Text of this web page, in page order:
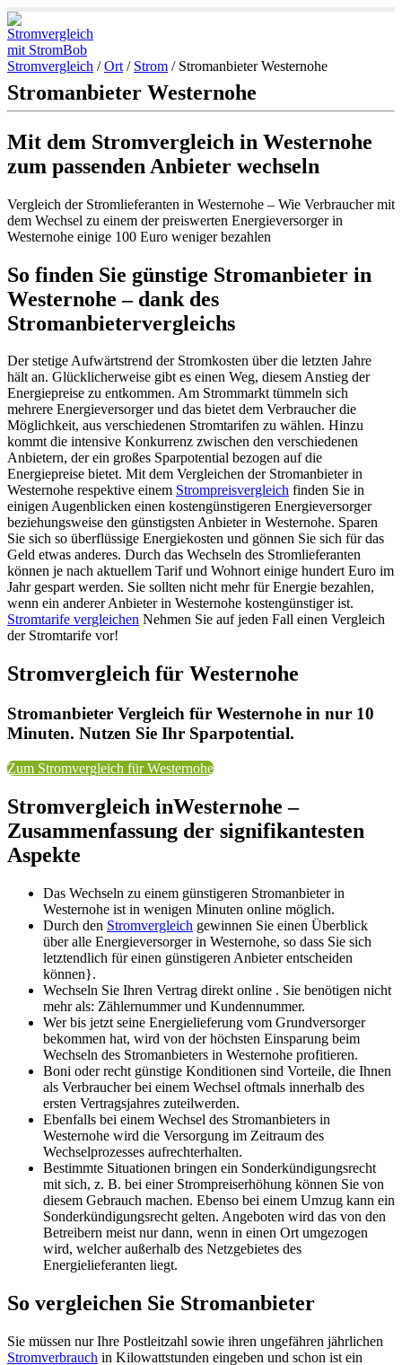
Stromvergleich /Ort / Strom / Stromanbieter Westernohe
Stromanbieter Westernohe
Mit dem Stromvergleich in Westernohe
zum passenden Anbieter wechseln
Vergleich der Stromlieferanten in Westernohe – Wie Verbraucher mit
dem Wechsel zu einem der preiswerten Energieversorger in
Westernohe einige 100 Euro weniger bezahlen
So finden Sie günstige Stromanbieter in
Westernohe – dank des
Stromanbietervergleichs
Der stetige Aufwärtstrend der Stromkosten über die letzten Jahre
hält an. Glücklicherweise gibt es einen Weg, diesem Anstieg der
Energiepreise zu entkommen. Am Strommarkt tümmeln sich
mehrere Energieversorger und das bietet dem Verbraucher die
Möglichkeit, aus verschiedenen Stromtarifen zu wählen. Hinzu
kommt die intensive Konkurrenz zwischen den verschiedenen
Anbietern, der ein großes Sparpotential bezogen auf die
Energiepreise bietet. Mit dem Vergleichen der Stromanbieter in
Westernohe respektive einem Strompreisvergleich finden Sie in
einigen Augenblicken einen kostengünstigeren Energieversorger
beziehungsweise den günstigsten Anbieter in Westernohe. Sparen
Sie sich so überflüssige Energiekosten und gönnen Sie sich für das
Geld etwas anderes. Durch das Wechseln des Stromlieferanten
können je nach aktuellem Tarif und Wohnort einige hundert Euro im
Jahr gespart werden. Sie sollten nicht mehr für Energie bezahlen,
wenn ein anderer Anbieter in Westernohe kostengünstiger ist.
Stromtarife vergleichen Nehmen Sie auf jeden Fall einen Vergleich
der Stromtarife vor!
Stromvergleich für Westernohe
Stromanbieter Vergleich für Westernohe in nur 10
Minuten. Nutzen Sie Ihr Sparpotential.
Zum Stromvergleich für Westernohe
Stromvergleich inWesternohe –
Zusammenfassung der signifikantesten
Aspekte
Das Wechseln zu einem günstigeren Stromanbieter in
Westernohe ist in wenigen Minuten online möglich.
Durch den Stromvergleich gewinnen Sie einen Überblick
über alle Energieversorger in Westernohe, so dass Sie sich
letztendlich für einen günstigeren Anbieter entscheiden
können}.
Wechseln Sie Ihren Vertrag direkt online . Sie benötigen nicht
mehr als: Zählernummer und Kundennummer.
Wer bis jetzt seine Energielieferung vom Grundversorger
bekommen hat, wird von der höchsten Einsparung beim
Wechseln des Stromanbieters in Westernohe profitieren.
Boni oder recht günstige Konditionen sind Vorteile, die Ihnen
als Verbraucher bei einem Wechsel oftmals innerhalb des
ersten Vertragsjahres zuteilwerden.
Ebenfalls bei einem Wechsel des Stromanbieters in
Westernohe wird die Versorgung im Zeitraum des
Wechselprozesses aufrechterhalten.
Bestimmte Situationen bringen ein Sonderkündigungsrecht
mit sich, z. B. bei einer Strompreiserhöhung können Sie von
diesem Gebrauch machen. Ebenso bei einem Umzug kann ein
Sonderkündigungsrecht gelten. Angeboten wird das von den
Betreibern meist nur dann, wenn in einen Ort umgezogen
wird, welcher außerhalb des Netzgebietes des
Energielieferanten liegt.
So vergleichen Sie Stromanbieter
Sie müssen nur Ihre Postleitzahl sowie ihren ungefähren jährlichen
Stromverbrauch in Kilowattstunden eingeben und schon ist ein